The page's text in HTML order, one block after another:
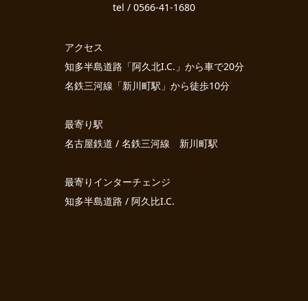
tel / 0566-41-1680
アクセス
知多半島道路「阿久北I.C.」から車で20分
名鉄三河線「新川町駅」から徒歩10分
最寄り駅
名古屋鉄道 / 名鉄三河線 新川町駅
最寄りインターチェンジ
知多半島道路 / 阿久比I.C.